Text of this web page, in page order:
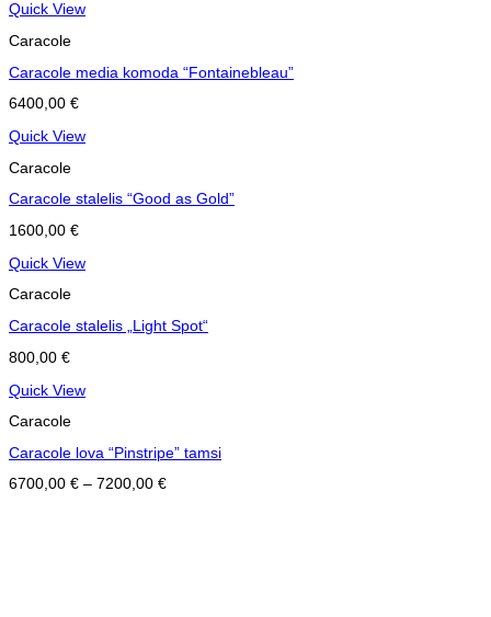
Quick View
Caracole
Caracole media komoda “Fontainebleau”
6400,00 €
Quick View
Caracole
Caracole stalelis “Good as Gold”
1600,00 €
Quick View
Caracole
Caracole stalelis „Light Spot“
800,00 €
Quick View
Caracole
Caracole lova “Pinstripe” tamsi
6700,00 € – 7200,00 €